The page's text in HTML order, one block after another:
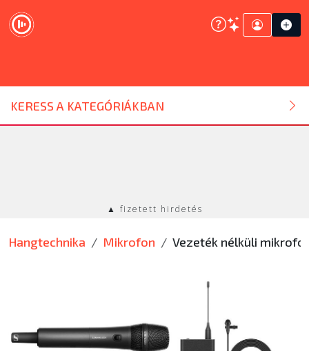
KERESS A KATEGÓRIÁKBAN
DJ ESZKÖZ
HANGTECHNIKA
EGYÉB
ÚJ TERMÉKEK
▲ fizetett hirdetés
Hangtechnika Mikrofon Vezeték nélküli